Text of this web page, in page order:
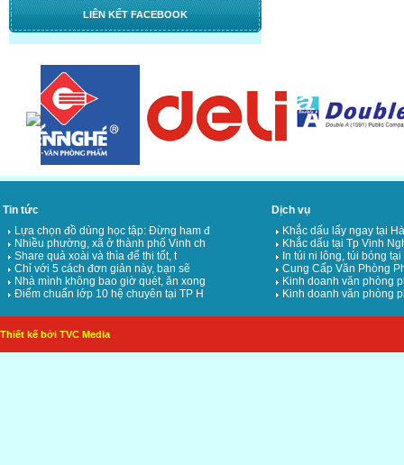
LIÊN KẾT FACEBOOK
Tin tức
Lựa chọn đồ dùng học tập: Đừng ham đ
Nhiều phường, xã ở thành phố Vinh ch
Share quả xoài và thìa để thi tốt, t
Chỉ với 5 cách đơn giản này, bạn sẽ
Nhà mình không bao giờ quét, ăn xong
Điểm chuẩn lớp 10 hệ chuyên tại TP H
Dịch vụ
Khắc dấu lấy ngay tại
Khắc dấu tại Tp Vinh
In túi ni lông, túi bóng
Cung Cấp Văn Phòng
Kinh doanh văn phòng
Kinh doanh văn phòng
Thiết kế bởi TVC Media